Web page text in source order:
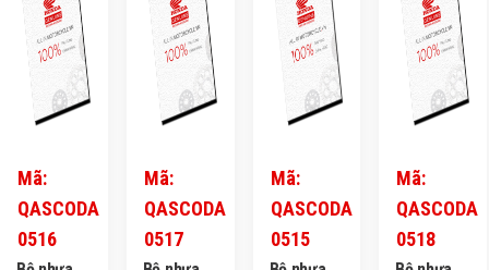
Mã:
QASCODA
0516
Mã:
QASCODA
0517
Mã:
QASCODA
0515
Mã:
QASCODA
0518